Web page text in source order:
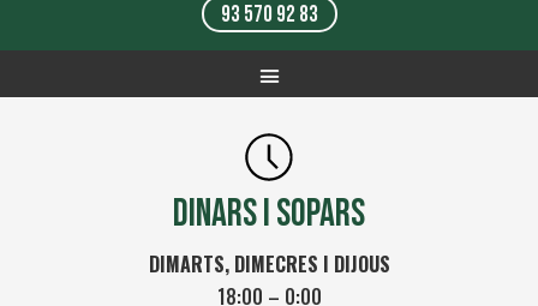
93 570 92 83
DINARS I SOPARS
DIMARTS, DIMECRES I DIJOUS
18:00 – 0:00